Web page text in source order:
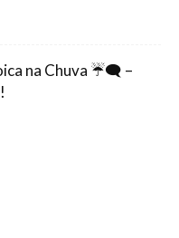
na Chuva ☔🗨️ –